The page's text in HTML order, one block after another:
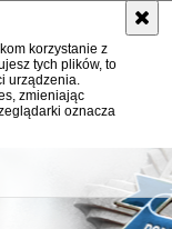
korzystanie z
tych plików, to
urządzenia.
zmieniając
oznacza